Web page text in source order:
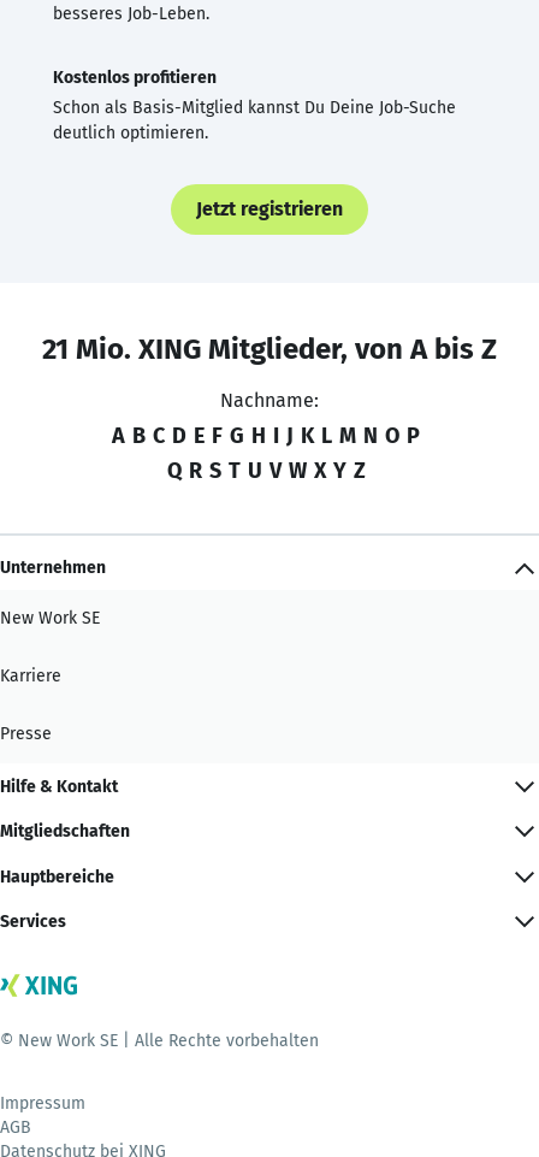
besseres Job-Leben.
Kostenlos profitieren
Schon als Basis-Mitglied kannst Du Deine Job-Suche
deutlich optimieren.
Jetzt registrieren
21 Mio. XING Mitglieder, von A bis Z
Nachname:
A B C D E F G H I J K L M N O P
Q R S T U V W X Y Z
Unternehmen
New Work SE
Karriere
Presse
Hilfe & Kontakt
Mitgliedschaften
Hauptbereiche
Services
© New Work SE | Alle Rechte vorbehalten
Impressum
AGB
Datenschutz bei XING